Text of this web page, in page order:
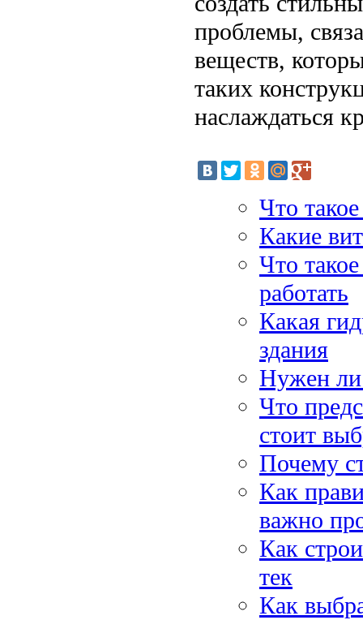
проблемы,
веществ,
таких
наслаждаться
Что
Какие
Что
работать
Какая
здания
Нужен ли
Что
стоит
Почему
Как
важно
Как
тек
Как